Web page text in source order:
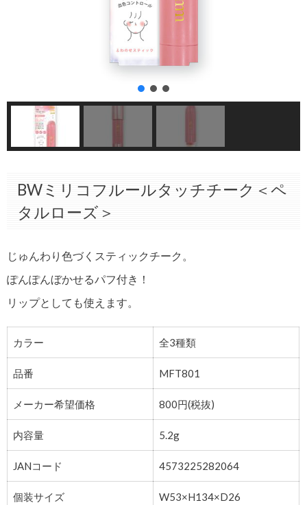
BWミリコフルールタッチチーク＜ペ
タルローズ＞
じゅんわり色づくスティックチーク。
ぽんぽんぼかせるパフ付き！
リップとしても使えます。
カラー 全3種類
品番 MFT801
メーカー希望価格 800円(税抜)
内容量 5.2g
JANコード 4573225282064
個装サイズ W53×H134×D26